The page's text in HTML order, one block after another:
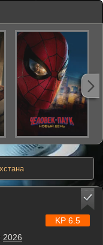
2026
KP 6.5